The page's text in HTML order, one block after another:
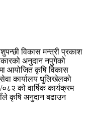
विकास मन्त्री प्रकाश
अनुदान नपुगेको
आयोजित कृषि विकास
कार्यालय धुलिखेलको
को वार्षिक कार्यक्रम
कृषि अनुदान बढाउन